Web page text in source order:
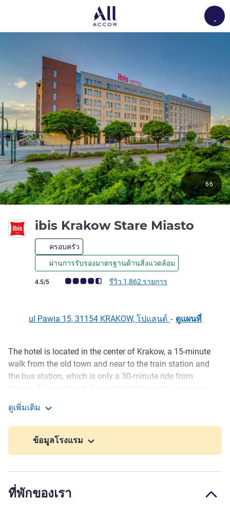
ibis Krakow Stare Miasto
ครอบครัว
ผ่านการรับรองมาตรฐานด้านสิ่งแวดล้อม
คะแนนความคิดเห็นจากแขก (เรทติ้งบน ALL)
4.5/5 รีวิว 1,862 รายการ
66
ul Pawia 15, 31154 KRAKOW, โปแลนด์ - ดูแผนที่
รายละเอียด
The hotel is located in the center of Krakow, a 15-minute
walk from the old town and near to the train station and
the bus station, which is only a 30-minute ride from
ibis is all about. Together with our spacious ibis Kitchen
restaurant and modern conference space, they guarantee
an enjoyable stay in Krakow.
Our hotel is within a 15-minut walk of the railway station
Tauron Arena and ICE Kraków Center. Ierz, the lower mills,
all the important universities of Cracow; An additional
attraction is the neighbouring Galeria Krakowska, and the
ดูเพิ่มเติม
ข้อมูลโรงแรม
ที่พักของเรา